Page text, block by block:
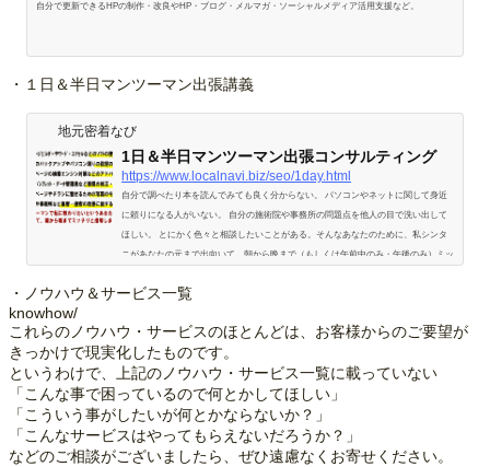
自分で更新できるHPの制作・改良やHP・ブログ・メルマガ・ソーシャルメディア活用支援など。
・１日＆半日マンツーマン出張講義
地元密着なび
1日＆半日マンツーマン出張コンサルティング
https://www.localnavi.biz/seo/1day.html
自分で調べたり本を読んでみても良く分からない。 パソコンやネットに関して身近
に頼りになる人がいない。 自分の施術院や事務所の問題点を他人の目で洗い出して
ほしい。 とにかく色々と相談したいことがある。そんなあなたのために、私シンタ
ニがあなたの元まで出向いて、朝から晩まで（もしくは午前中のみ・午後のみ）ミッ
１日＆半日出張コンサルティングで、できる事とできない事できる事 オフィスソフ
・ノウハウ＆サービス一覧
knowhow/
これらのノウハウ・サービスのほとんどは、お客様からのご要望が
きっかけで現実化したものです。
というわけで、上記のノウハウ・サービス一覧に載っていない
「こんな事で困っているので何とかしてほしい」
「こういう事がしたいが何とかならないか？」
「こんなサービスはやってもらえないだろうか？」
などのご相談がございましたら、ぜひ遠慮なくお寄せください。